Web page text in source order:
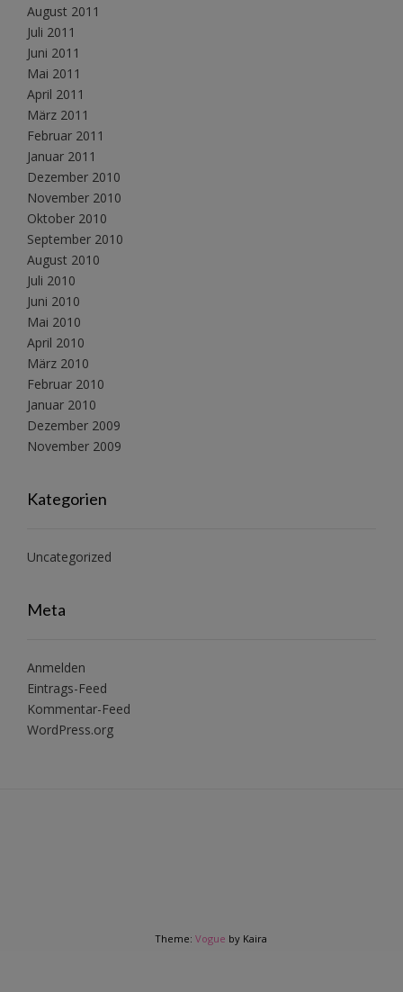
August 2011
Juli 2011
Juni 2011
Mai 2011
April 2011
März 2011
Februar 2011
Januar 2011
Dezember 2010
November 2010
Oktober 2010
September 2010
August 2010
Juli 2010
Juni 2010
Mai 2010
April 2010
März 2010
Februar 2010
Januar 2010
Dezember 2009
November 2009
Kategorien
Uncategorized
Meta
Anmelden
Eintrags-Feed
Kommentar-Feed
WordPress.org
Theme: Vogue by Kaira